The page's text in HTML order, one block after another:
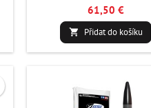
61,50 €
 Přidat do košíku